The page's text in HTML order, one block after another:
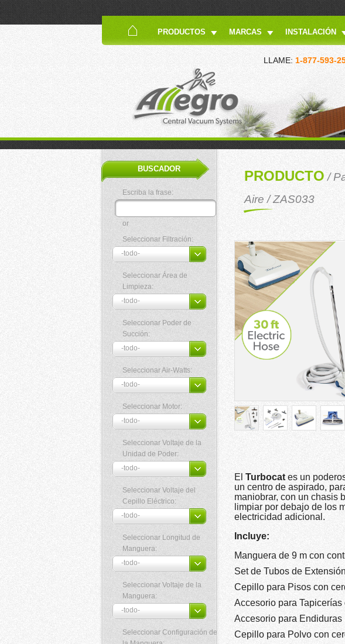
PRODUCTOS MARCAS INSTALACIÓN
LLAME: 1-877-593-
BUSCADOR
Escriba la frase:
or
Seleccionar Filtración:
Seleccionar Área de
Limpieza:
Seleccionar Poder de
Succión:
Seleccionar Air-Watts:
Seleccionar Motor:
Seleccionar Voltaje de la
Unidad de Poder:
Seleccionar Voltaje del
Cepillo Eléctrico:
Seleccionar Longitud de
Manguera:
Seleccionar Voltaje de la
Manguera:
Seleccionar Configuración de
PRODUCTO/
Aire / ZAS033
El Turbocates un
un centro de aspirado,
maniobrar, con un chasis
limpiar por debajo de los
electricidad adicional.
Incluye:
Manguera de 9 m con
Set de Tubos de Extensión
Cepillo para Pisos con
Accesorio para
Accesorio para Endiduras
Cepillo para Polvo con